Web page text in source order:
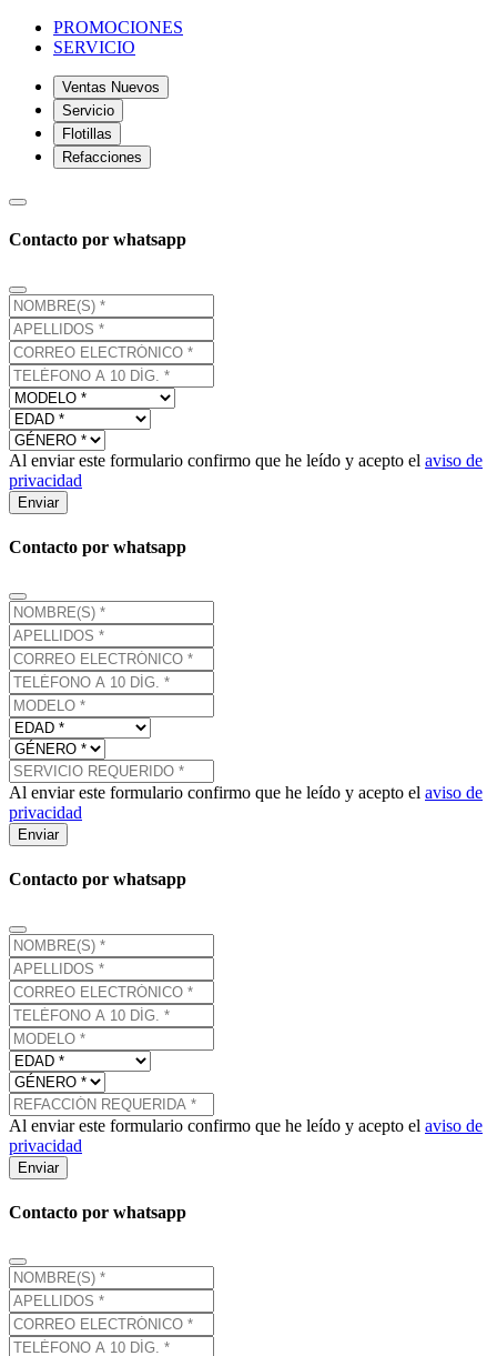
PROMOCIONES
SERVICIO
Ventas Nuevos
Servicio
Flotillas
Refacciones
Contacto por whatsapp
Al enviar este formulario confirmo que he leído y acepto el aviso de
privacidad
Enviar
Contacto por whatsapp
Al enviar este formulario confirmo que he leído y acepto el aviso de
privacidad
Enviar
Contacto por whatsapp
Al enviar este formulario confirmo que he leído y acepto el aviso de
privacidad
Enviar
Contacto por whatsapp